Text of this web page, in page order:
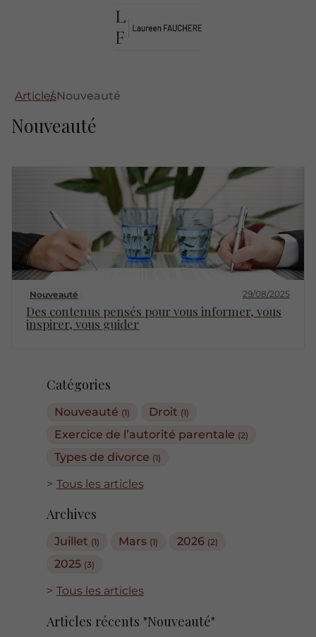
Catégories
Nouveauté (1) Droit (1)
Exercice de l’autorité parentale (2)
Types de divorce (1)
Tous les articles
Archives
Juillet (1) Mars (1) 2026 (2)
2025 (3)
Tous les articles
Articles récents "Nouveauté"
ArticlesNouveauté
Nouveauté
Nouveauté 29/08/2025
Des contenus pensés pour vous informer, vous
inspirer, vous guider